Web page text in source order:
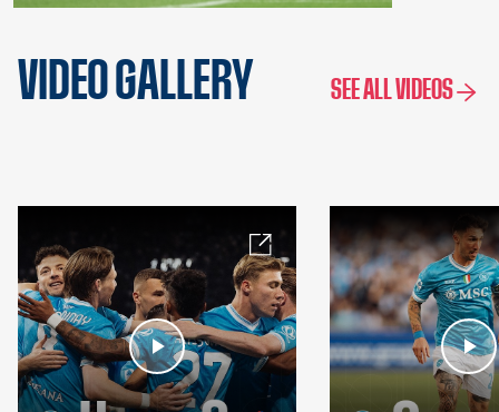
VIDEO GALLERY SEE ALL VIDEOS